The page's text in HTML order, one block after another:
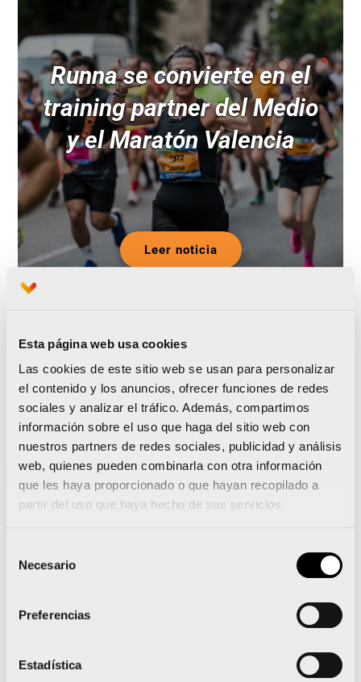
Esta página web usa cookies
Las cookies de este sitio web se usan para personalizar
el contenido y los anuncios, ofrecer funciones de redes
sociales y analizar el tráfico. Además, compartimos
información sobre el uso que haga del sitio web con
nuestros partners de redes sociales, publicidad y análisis
web, quienes pueden combinarla con otra información
que les haya proporcionado o que hayan recopilado a
partir del uso que haya hecho de sus servicios.
Necesario
Preferencias
Estadística
Runna se convierte en el
training partner del Medio
y el Maratón Valencia
Leer noticia
Deloitte se suma al Medio
Maratón Valencia como
patrocinador de la Zona
VIP